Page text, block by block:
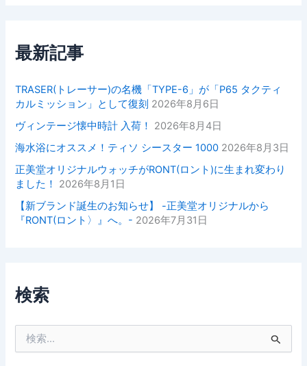
最新記事
TRASER(トレーサー)の名機「TYPE-6」が「P65 タクティ
カルミッション」として復刻 2026年8月6日
ヴィンテージ懐中時計 入荷！
2026年8月4日
海水浴にオススメ！ティソ シースター 1000 2026年8月3日
正美堂オリジナルウォッチがRONT(ロント)に生まれ変わり
ました！
2026年8月1日
【新ブランド誕生のお知らせ】 -正美堂オリジナルから
『RONT(ロント〉』へ。- 2026年7月31日
検索